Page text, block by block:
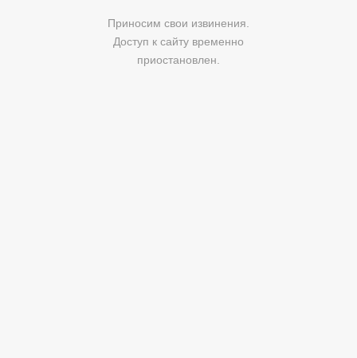
Приносим свои извинения.
Доступ к сайту временно
приостановлен.